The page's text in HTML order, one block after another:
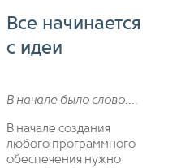
Все начинается
с идеи
В начале было слово....
В начале создания
любого программного
обеспечения нужно